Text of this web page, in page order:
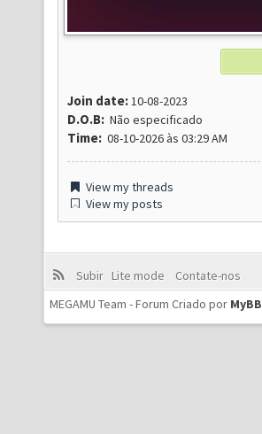
Join date:10-08-2023
D.O.B: Não especificado
Time: 08-10-2026 às 03:29 AM
View my threads
View my posts
Subir Lite mode
Contate-nos
MEGAMU Team - Forum Criado por MyBB